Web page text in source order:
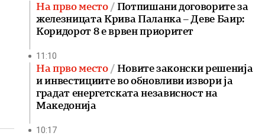
На прво место
Потпишани договорите за
железницата Крива Паланка – Деве Баир:
Коридорот 8 е врвен приоритет
11:10
На прво место
Новите законски решенија
и инвестициите во обновливи извори ја
градат енергетската независност на
Македонија
10:17